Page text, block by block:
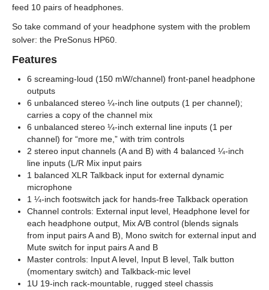
feed 10 pairs of headphones.
So take command of your headphone system with the problem
solver: the PreSonus HP60.
Features
6 screaming-loud (150 mW/channel) front-panel headphone
outputs
6 unbalanced stereo ¼-inch line outputs (1 per channel);
carries a copy of the channel mix
6 unbalanced stereo ¼-inch external line inputs (1 per
channel) for “more me,” with trim controls
2 stereo input channels (A and B) with 4 balanced ¼-inch
line inputs (L/R Mix input pairs
1 balanced XLR Talkback input for external dynamic
microphone
1 ¼-inch footswitch jack for hands-free Talkback operation
Channel controls: External input level, Headphone level for
each headphone output, Mix A/B control (blends signals
from input pairs A and B), Mono switch for external input and
Mute switch for input pairs A and B
Master controls: Input A level, Input B level, Talk button
(momentary switch) and Talkback-mic level
1U 19-inch rack-mountable, rugged steel chassis